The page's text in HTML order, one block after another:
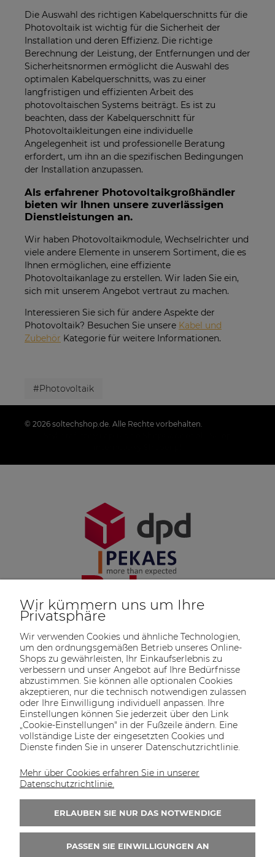
Die Auswahl des richtigen Kabelquerschnitts für die
Photovoltaik ist wichtig für die Sicherheit der
Installation und deren Effizienz. Die richtige
Berechnung der Leistung, der Entfernungen und der
Sicherheitsnormen ermöglicht die Auswahl des
optimalen Kabelquerschnitts, was zu einer
langfristigen und effizienten Arbeit des
photovoltaischen Systems beiträgt. Es ist zu
beachten, dass der Kabelquerschnitt für
Photovoltaikleitungen eine individuelle
Angelegenheit ist und professionelle Beratung
erfordert, um ihn an die spezifischen Bedingungen
der Installation anzupassen.
Als erfahrener Photovoltaikgroßhändler
bieten wir Ihnen unsere zuverlässigen
Dienstleistungen an.
Wir haben Photovoltaikmodule, Wechselrichter und
viele andere Elemente in unserem Sortiment, die es
Ihnen ermöglichen, eine effiziente
Photovoltaikanlage zu erstellen. Wir laden Sie ein,
sich mit unserem Angebot vertraut zu machen.
Interessieren Sie sich für andere Aspekte der
Photovoltaik? Besuchen Sie unsere Kabel und
Zubehör Kategorie für weitere Informationen.
#Photovoltaik
© 2026 soltechshop.de. Alle Rechte vorbehalten.
SOLTECH
SHOP
ANGEBOT INFORMATIONEN
KONTAKT
KONTAKT UNS
16:00 Uhr erreichbar.
+49 30 46690082
Wir kümmern uns um Ihre
Privatsphäre
Wir verwenden Cookies und ähnliche Technologien,
um den ordnungsgemäßen Betrieb unseres Online-
Shops zu gewährleisten, Ihr Einkaufserlebnis zu
verbessern und unser Angebot auf Ihre Bedürfnisse
abzustimmen. Sie können alle optionalen Cookies
akzeptieren, nur die technisch notwendigen zulassen
oder Ihre Einwilligung individuell anpassen. Ihre
Einstellungen können Sie jederzeit über den Link
„Cookie-Einstellungen" in der Fußzeile ändern. Eine
vollständige Liste der eingesetzten Cookies und
Dienste finden Sie in unserer Datenschutzrichtlinie.
Mehr über Cookies erfahren Sie in unserer
Datenschutzrichtlinie.
ERLAUBEN SIE NUR DAS NOTWENDIGE
PASSEN SIE EINWILLIGUNGEN AN